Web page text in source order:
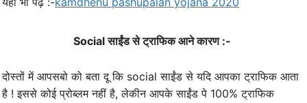
Social साईंड से ट्राफिक आने कारण :-
दोस्तों में आपसबो को बता दू कि social साईंड से यदि आपका ट्राफिक आता
है ! इससे कोई प्रोब्लम नहीं है, लेकीन आपके साईंड पे 100% ट्राफिक